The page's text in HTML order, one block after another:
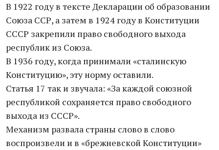
В 1922 году в тексте Декларации об образовании
Союза ССР, а затем в 1924 году в Конституции
СССР закрепили право свободного выхода
республик из Союза.
В 1936 году, когда принимали «сталинскую
Конституцию», эту норму оставили.
Статья 17 так и звучала: «За каждой союзной
республикой сохраняется право свободного
выхода из СССР».
Механизм развала страны слово в слово
воспроизвели и в «брежневской Конституции»